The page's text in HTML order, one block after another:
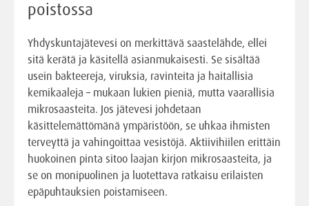
poistossa
Yhdyskuntajätevesi on merkittävä saastelähde, ellei
sitä kerätä ja käsitellä asianmukaisesti. Se sisältää
usein bakteereja, viruksia, ravinteita ja haitallisia
kemikaaleja – mukaan lukien pieniä, mutta vaarallisia
mikrosaasteita. Jos jätevesi johdetaan
käsittelemättömänä ympäristöön, se uhkaa ihmisten
terveyttä ja vahingoittaa vesistöjä. Aktiivihiilen erittäin
huokoinen pinta sitoo laajan kirjon mikrosaasteita, ja
se on monipuolinen ja luotettava ratkaisu erilaisten
epäpuhtauksien poistamiseen.